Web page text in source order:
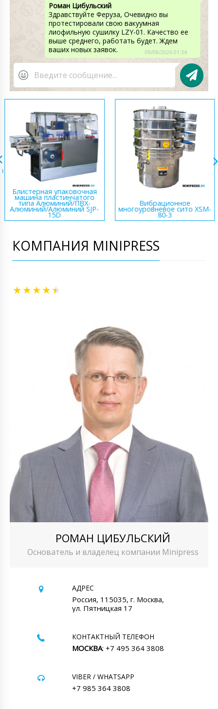
Роман Цибульский
Здравствуйте Феруза, Очевидно вы
протестировали свою вакуумная
лиофильную сушилку LZY-01. Качество ее
выше среднего, работать будет. Ждем
ваших новых заявок.
09/08/2026 01:34
Оборудование для
электромагнитной
индукционной запайки
алюминиевой фольгой
SYM-16
Полуавтоматическая
машина розлива и запайки
суппозиторий SG-01
КОМПАНИЯ MINIPRESS
РОМАН ЦИБУЛЬСКИЙ
Основатель и владелец компании Minipress
АДРЕС
Россия, 115035, г. Москва,
ул. Пятницкая 17
КОНТАКТНЫЙ ТЕЛЕФОН
МОСКВА: +7 495 364 3808
VIBER / WHATSAPP
+7 985 364 3808